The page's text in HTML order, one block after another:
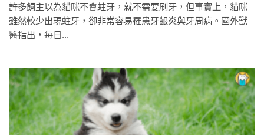
許多飼主以為貓咪不會蛀牙，就不需要刷牙，但事實上，貓咪
雖然較少出現蛀牙，卻非常容易罹患牙齦炎與牙周病。國外獸
醫指出，每日...